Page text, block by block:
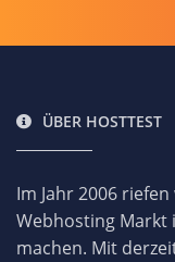
ÜBER HOSTTEST
Im Jahr 2006
Webhosting Markt
machen. Mit